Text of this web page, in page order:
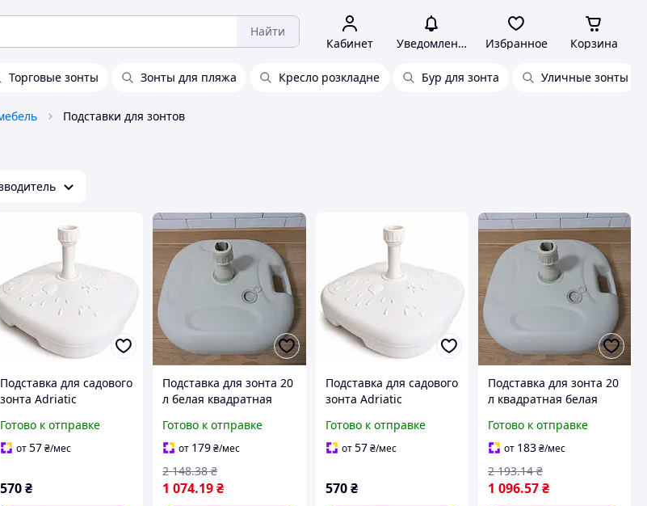
Найти
Кабинет Уведомления Избранное Корзина
Торговые зонты Зонты для пляжа Кресло розкладне Бур для зонта Уличные зонты
Подставки для зонтов
Подставка для садового
зонта Adriatic
л Northwest
Готово к отправке
от57₴/мес
570₴
Подставка для зонта 20
л белая квадратная
для сада пляжа
террасы с фиксацией
Готово к отправке
от 179₴/мес
1 074.19₴
2 148.38 ₴
Подставка для садового
зонта Adriatic
л UDstore -store-with-
good-prices-
Готово к отправке
от57 ₴/мес
570 ₴
Подставка для зонта 20
л квадратная белая
для сада пляжа
террасы с фиксацией
Готово к отправке
от 183₴/мес
1 096.57₴
2 193.14 ₴